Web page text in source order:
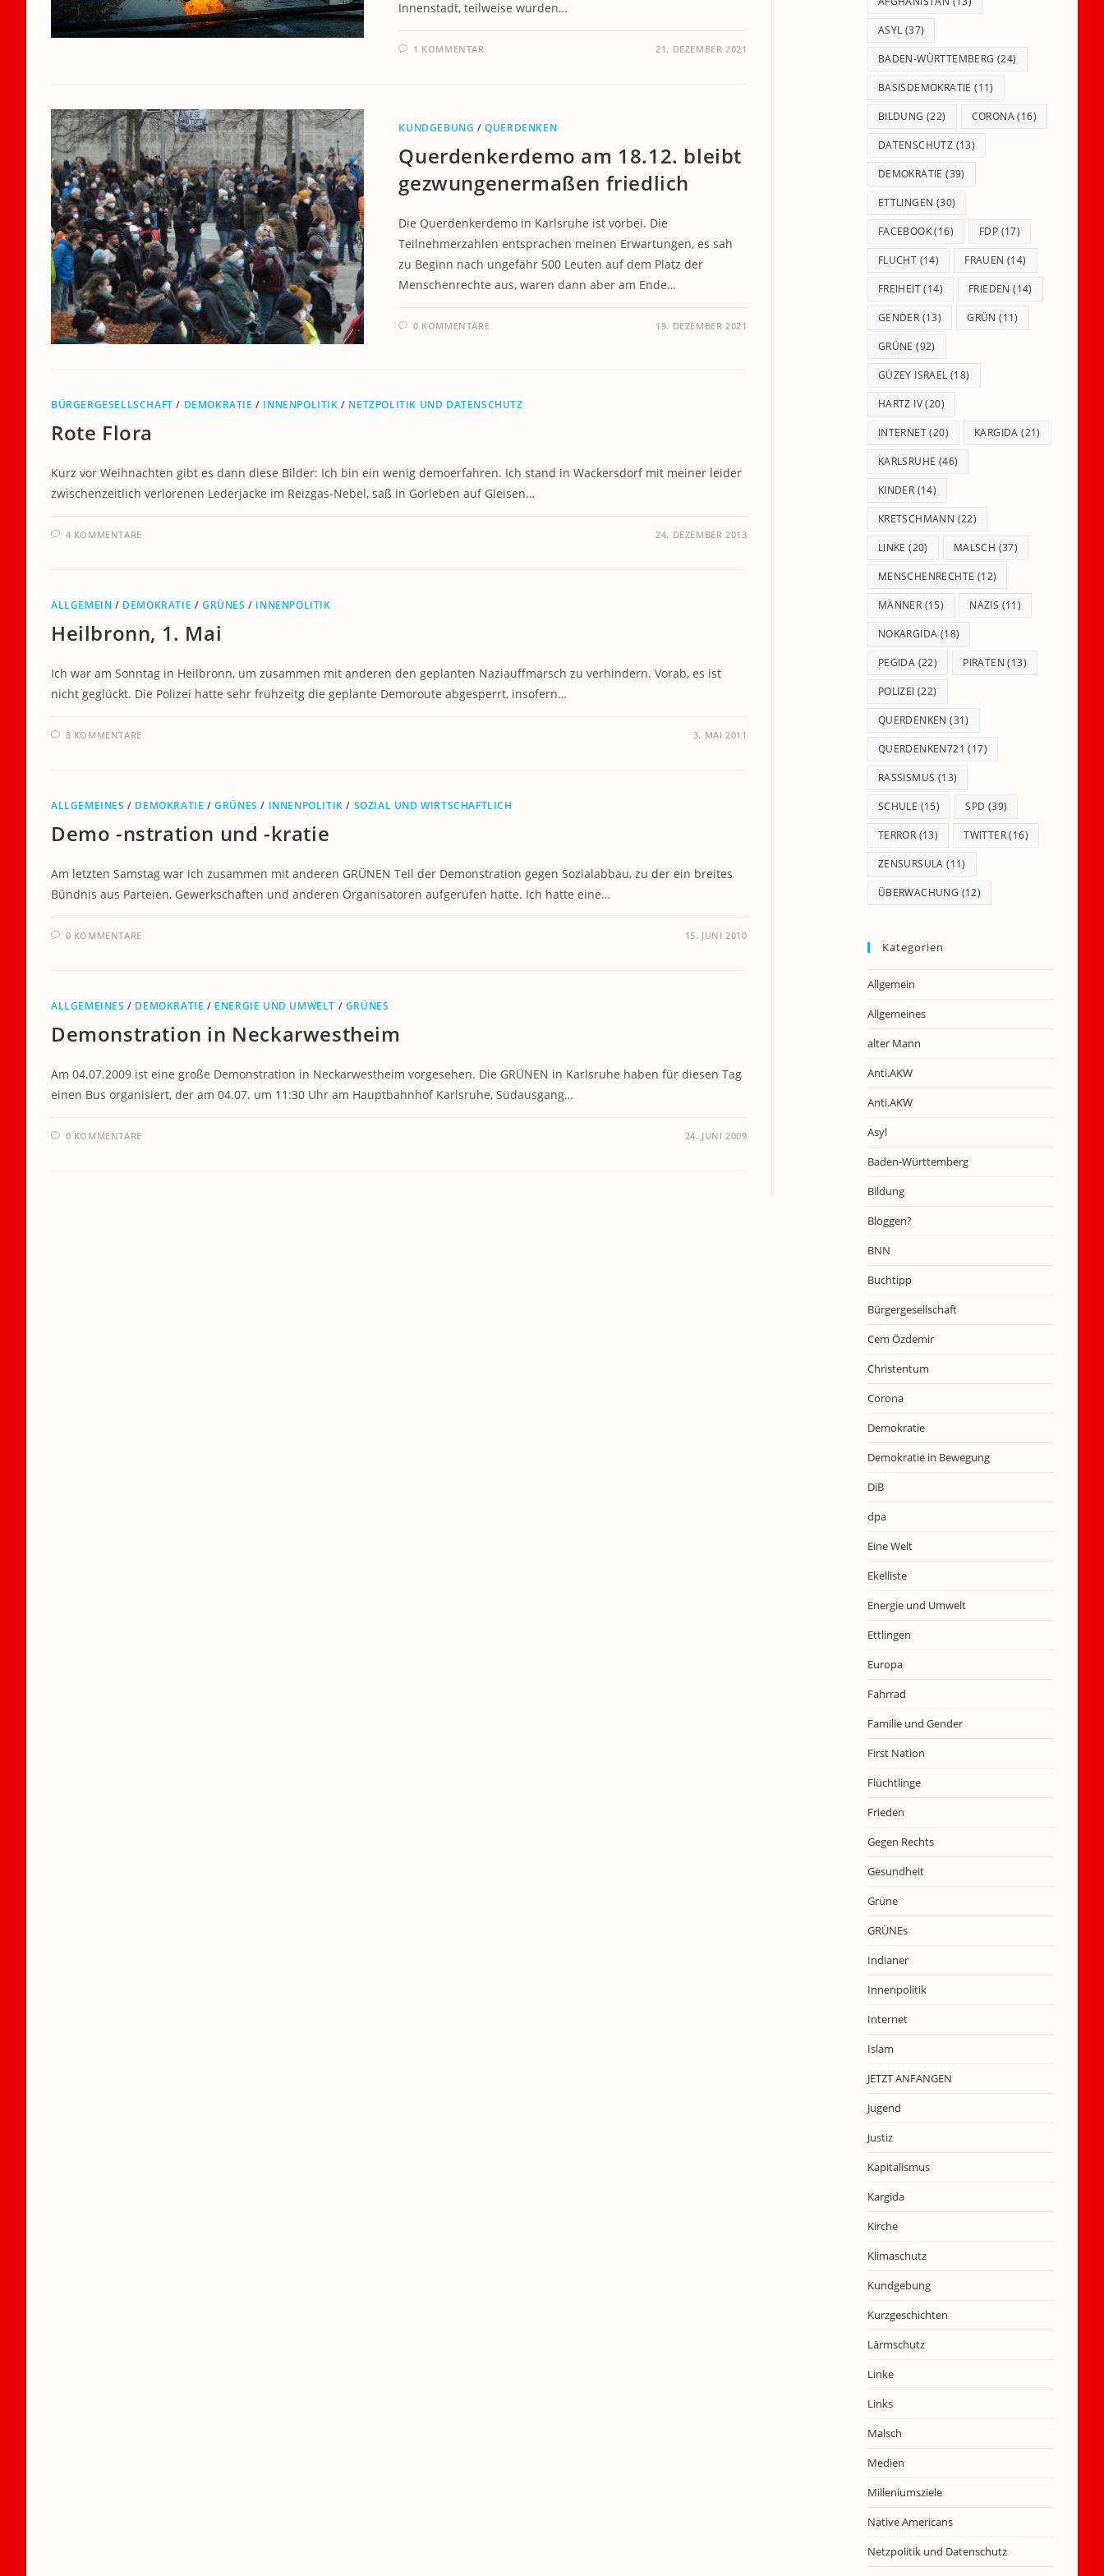
Innenstadt, teilweise wurden…
1 KOMMENTAR 21. DEZEMBER 2021
KUNDGEBUNG /QUERDENKEN
Querdenkerdemo am 18.12. bleibt
gezwungenermaßen friedlich
Die Querdenkerdemo in Karlsruhe ist vorbei. Die
Teilnehmerzahlen entsprachen meinen Erwartungen, es sah
zu Beginn nach ungefähr 500 Leuten auf dem Platz der
Menschenrechte aus, waren dann aber am Ende…
0 KOMMENTARE 19. DEZEMBER 2021
BÜRGERGESELLSCHAFT / DEMOKRATIE / INNENPOLITIK / NETZPOLITIK UND DATENSCHUTZ
Rote Flora
Kurz vor Weihnachten gibt es dann diese Bilder: Ich bin ein wenig demoerfahren. Ich stand in Wackersdorf mit meiner leider
zwischenzeitlich verlorenen Lederjacke im Reizgas-Nebel, saß in Gorleben auf Gleisen…
4 KOMMENTARE 24. DEZEMBER 2013
ALLGEMEIN / DEMOKRATIE /GRÜNES / INNENPOLITIK
Heilbronn, 1. Mai
Ich war am Sonntag in Heilbronn, um zusammen mit anderen den geplanten Naziauffmarsch zu verhindern. Vorab, es ist
nicht geglückt. Die Polizei hatte sehr frühzeitg die geplante Demoroute abgesperrt, insofern…
8 KOMMENTARE 3. MAI 2011
ALLGEMEINES / DEMOKRATIE /GRÜNES / INNENPOLITIK / SOZIAL UND WIRTSCHAFTLICH
Demo -nstration und -kratie
Am letzten Samstag war ich zusammen mit anderen GRÜNEN Teil der Demonstration gegen Sozialabbau, zu der ein breites
Bündnis aus Parteien, Gewerkschaften und anderen Organisatoren aufgerufen hatte. Ich hatte eine…
0 KOMMENTARE 15. JUNI 2010
ALLGEMEINES / DEMOKRATIE / ENERGIE UND UMWELT / GRÜNES
Demonstration in Neckarwestheim
Am 04.07.2009 ist eine große Demonstration in Neckarwestheim vorgesehen. Die GRÜNEN in Karlsruhe haben für diesen Tag
einen Bus organisiert, der am 04.07. um 11:30 Uhr am Hauptbahnhof Karlsruhe, Südausgang…
0 KOMMENTARE 24. JUNI 2009
ASYL (37)
BADEN-WÜRTTEMBERG (24)
BASISDEMOKRATIE (11)
BILDUNG (22) CORONA(16)
DATENSCHUTZ (13)
DEMOKRATIE (39)
ETTLINGEN (30)
FACEBOOK(16) FDP (17)
FLUCHT (14) FRAUEN (14)
FREIHEIT(14) FRIEDEN (14)
GENDER (13) GRÜN (11)
GRÜNE (92)
GÜZEY ISRAEL (18)
HARTZ IV(20)
INTERNET(20) KARGIDA (21)
KARLSRUHE (46)
KINDER (14)
KRETSCHMANN (22)
LINKE (20) MALSCH (37)
MENSCHENRECHTE (12)
MÄNNER (15) NAZIS (11)
NOKARGIDA (18)
PEGIDA (22) PIRATEN (13)
POLIZEI (22)
QUERDENKEN (31)
QUERDENKEN721 (17)
RASSISMUS (13)
SCHULE (15) SPD (39)
TERROR (13) TWITTER(16)
ZENSURSULA (11)
ÜBERWACHUNG (12)
Kategorien
Allgemein
Allgemeines
alter Mann
Anti.AKW
Anti.AKW
Asyl
Baden-Württemberg
Bildung
Bloggen?
BNN
Buchtipp
Bürgergesellschaft
Cem Özdemir
Christentum
Corona
Demokratie
Demokratie in Bewegung
DiB
dpa
Eine Welt
Ekelliste
Energie und Umwelt
Ettlingen
Europa
Fahrrad
Familie und Gender
First Nation
Flüchtlinge
Frieden
Gegen Rechts
Gesundheit
Grüne
GRÜNEs
Indianer
Innenpolitik
Internet
Islam
JETZT ANFANGEN
Jugend
Justiz
Kapitalismus
Kargida
Kirche
Klimaschutz
Kundgebung
Kurzgeschichten
Lärmschutz
Linke
Links
Malsch
Medien
Milleniumsziele
Native Americans
Netzpolitik und Datenschutz